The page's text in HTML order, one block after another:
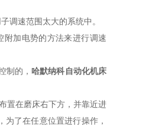
调速范围太大的系统中。
附加电势的方法来进行调速
制的，哈默纳科自动化机床
置在磨床右下方，并靠近进
为了在任意位置进行操作，